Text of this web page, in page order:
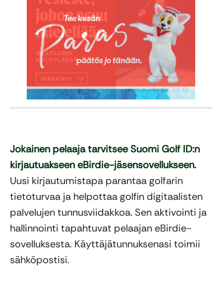
Jokainen pelaaja tarvitsee Suomi Golf ID:n
kirjautuakseen eBirdie-jäsensovellukseen.
Uusi kirjautumistapa parantaa golfarin
tietoturvaa ja helpottaa golfin digitaalisten
palvelujen tunnusviidakkoa. Sen aktivointi ja
hallinnointi tapahtuvat pelaajan eBirdie-
sovelluksesta. Käyttäjätunnuksenasi toimii
sähköpostisi.